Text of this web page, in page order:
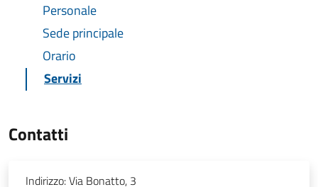
Personale
Sede principale
Orario
Servizi
Contatti
Indirizzo:Via Bonatto, 3